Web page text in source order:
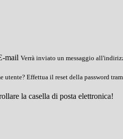
mail Verrà inviato un messaggio
utente? Effettua il reset della password
la casella di posta elettronica!